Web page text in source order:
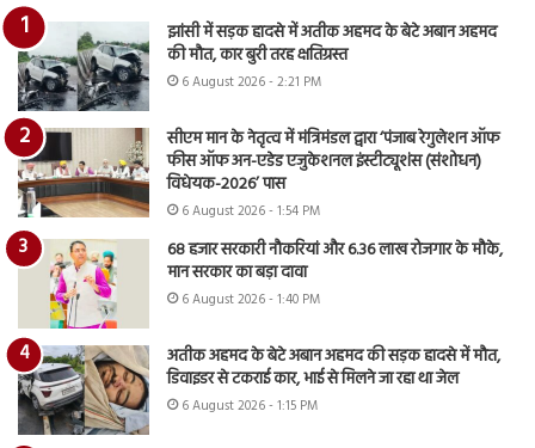
झांसी में सड़क हादसे में अतीक अहमद के बेटे अबान अहमद
की मौत, कार बुरी तरह क्षतिग्रस्त
6 August 2026 - 2:21 PM
सीएम मान के नेतृत्व में मंत्रिमंडल द्वारा ‘पंजाब रेगुलेशन ऑफ
फीस ऑफ अन-एडेड एजुकेशनल इंस्टीट्यूशंस (संशोधन)
विधेयक-2026’ पास
6 August 2026 - 1:54 PM
68 हजार सरकारी नौकरियां और 6.36 लाख रोजगार के मौके,
मान सरकार का बड़ा दावा
6 August 2026 - 1:40 PM
अतीक अहमद के बेटे अबान अहमद की सड़क हादसे में मौत,
डिवाइडर से टकराई कार, भाई से मिलने जा रहा था जेल
6 August 2026 - 1:15 PM